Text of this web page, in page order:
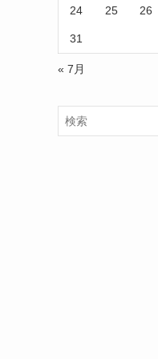
24 25 26
31
« 7月